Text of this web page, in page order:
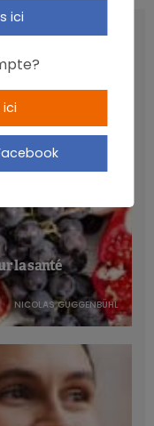
la santé
NICOLAS GUGGENBÜHL
ici